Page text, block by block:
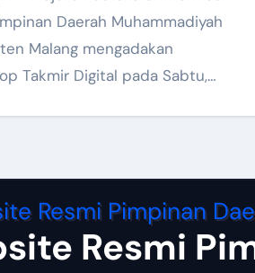
Daerah Muhammadiyah
Malang mengadakan
Takmir Digital pada Sabtu,…
Resmi